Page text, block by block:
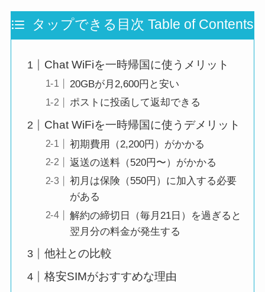
タップできる目次 Table of Contents
Chat WiFiを一時帰国に使うメリット
20GBが月2,600円と安い
ポストに投函して返却できる
Chat WiFiを一時帰国に使うデメリット
初期費用（2,200円）がかかる
返送の送料（520円〜）がかかる
初月は保険（550円）に加入する必要
がある
解約の締切日（毎月21日）を過ぎると
翌月分の料金が発生する
他社との比較
格安SIMがおすすめな理由